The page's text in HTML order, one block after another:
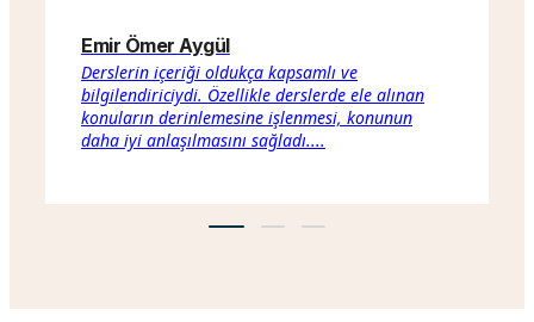
Emir Ömer Aygül
Derslerin içeriği oldukça kapsamlı ve
bilgilendiriciydi. Özellikle derslerde ele alınan
konuların derinlemesine işlenmesi, konunun
daha iyi anlaşılmasını sağladı....